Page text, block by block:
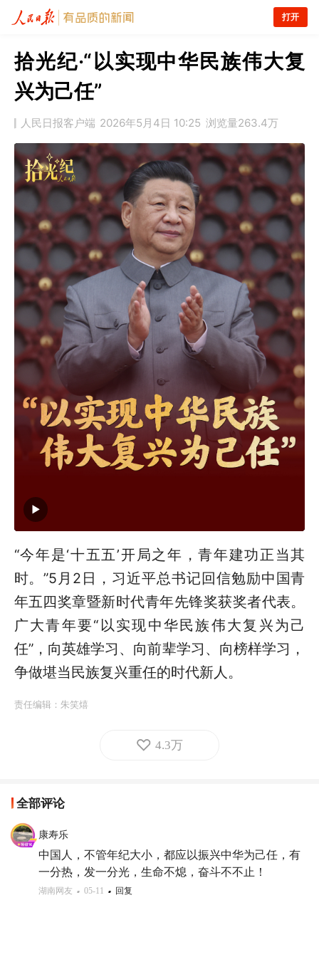
打开
拾光纪·“以实现中华民族伟大复
兴为己任”
人民日报客户端 2026年5月4日 10:25 浏览量263.4万
“今年是‘十五五’开局之年，青年建功正当其
时。”5月2日，习近平总书记回信勉励中国青
年五四奖章暨新时代青年先锋奖获奖者代表。
广大青年要“以实现中华民族伟大复兴为己
任”，向英雄学习、向前辈学习、向榜样学习，
争做堪当民族复兴重任的时代新人。
责任编辑： 朱笑熺
4.3万
全部评论
康寿乐
中国人，不管年纪大小，都应以振兴中华为己任，有
一分热，发一分光，生命不熄，奋斗不不止！
湖南网友 05-11 回复